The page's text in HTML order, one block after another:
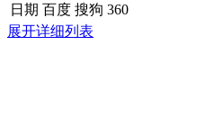
日期 百度 搜狗 360
展开详细列表